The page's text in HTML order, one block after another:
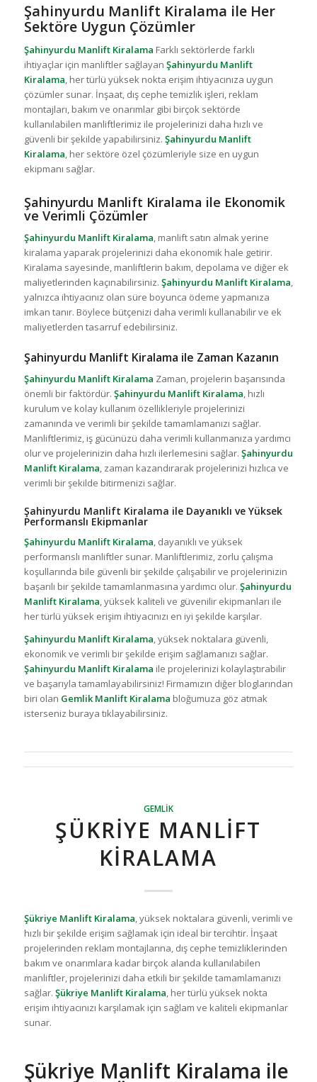
Şahinyurdu Manlift Kiralama ile Her
Sektöre Uygun Çözümler
Şahinyurdu Manlift Kiralama Farklı sektörlerde farklı
ihtiyaçlar için manliftler sağlayan Şahinyurdu Manlift
Kiralama, her türlü yüksek nokta erişim ihtiyacınıza uygun
çözümler sunar. İnşaat, dış cephe temizlik işleri, reklam
montajları, bakım ve onarımlar gibi birçok sektörde
kullanılabilen manliftlerimiz ile projelerinizi daha hızlı ve
güvenli bir şekilde yapabilirsiniz. Şahinyurdu Manlift
Kiralama, her sektöre özel çözümleriyle size en uygun
ekipmanı sağlar.
Şahinyurdu Manlift Kiralama ile Ekonomik
ve Verimli Çözümler
Şahinyurdu Manlift Kiralama, manlift satın almak yerine
kiralama yaparak projelerinizi daha ekonomik hale getirir.
Kiralama sayesinde, manliftlerin bakım, depolama ve diğer ek
maliyetlerinden kaçınabilirsiniz. Şahinyurdu Manlift Kiralama,
yalnızca ihtiyacınız olan süre boyunca ödeme yapmanıza
imkan tanır. Böylece bütçenizi daha verimli kullanabilir ve ek
maliyetlerden tasarruf edebilirsiniz.
Şahinyurdu Manlift Kiralama ile Zaman Kazanın
Şahinyurdu Manlift Kiralama Zaman, projelerin başarısında
önemli bir faktördür. Şahinyurdu Manlift Kiralama, hızlı
kurulum ve kolay kullanım özellikleriyle projelerinizi
zamanında ve verimli bir şekilde tamamlamanızı sağlar.
Manliftlerimiz, iş gücünüzü daha verimli kullanmanıza yardımcı
olur ve projelerinizin daha hızlı ilerlemesini sağlar. Şahinyurdu
Manlift Kiralama, zaman kazandırarak projelerinizi hızlıca ve
verimli bir şekilde bitirmenizi sağlar.
Şahinyurdu Manlift Kiralama ile Dayanıklı ve Yüksek
Performanslı Ekipmanlar
Şahinyurdu Manlift Kiralama, dayanıklı ve yüksek
performanslı manliftler sunar. Manliftlerimiz, zorlu çalışma
koşullarında bile güvenli bir şekilde çalışabilir ve projelerinizin
başarılı bir şekilde tamamlanmasına yardımcı olur. Şahinyurdu
Manlift Kiralama, yüksek kaliteli ve güvenilir ekipmanları ile
her türlü yüksek erişim ihtiyacınızı en iyi şekilde karşılar.
Şahinyurdu Manlift Kiralama, yüksek noktalara güvenli,
ekonomik ve verimli bir şekilde erişim sağlamanızı sağlar.
Şahinyurdu Manlift Kiralama ile projelerinizi kolaylaştırabilir
ve başarıyla tamamlayabilirsiniz! Firmamızın diğer bloglarından
biri olan Gemlik Manlift Kiralama bloğumuza göz atmak
isterseniz buraya tıklayabilirsiniz.
GEMLIK
ŞÜKRIYE MANLIFT
KIRALAMA
Şükriye Manlift Kiralama, yüksek noktalara güvenli, verimli ve
hızlı bir şekilde erişim sağlamak için ideal bir tercihtir. İnşaat
projelerinden reklam montajlarına, dış cephe temizliklerinden
bakım ve onarımlara kadar birçok alanda kullanılabilen
manliftler, projelerinizi daha etkili bir şekilde tamamlamanızı
sağlar. Şükriye Manlift Kiralama, her türlü yüksek nokta
erişim ihtiyacınızı karşılamak için sağlam ve kaliteli ekipmanlar
sunar.
Şükriye Manlift Kiralama ile